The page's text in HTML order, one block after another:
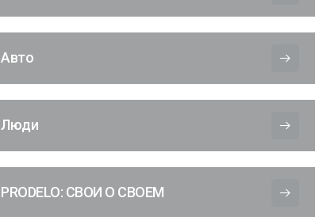
Авто
Люди
PRODELO: СВОИ О СВОЕМ